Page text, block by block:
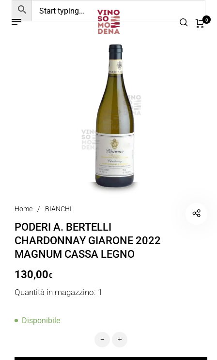
0
Home / BIANCHI
PODERI A. BERTELLI
CHARDONNAY GIARONE 2022
MAGNUM CASSA LEGNO
130,00€
Quantità in magazzino: 1
Disponibile
PODERI A. BERTELLI